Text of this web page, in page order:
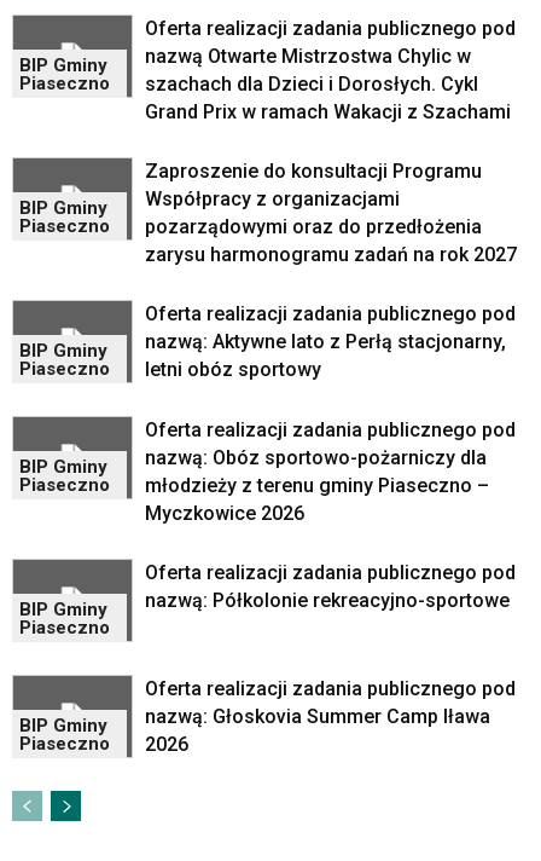
Na
stronie
używane
elementy
portalu
YouTube
oraz
mapy
osadzane
Elementy
obsługiwane
klawiszy
strzałek
odpowiadających
BIP Gminy
Piaseczno
Oferta realizacji zadania publicznego pod
nazwą Otwarte Mistrzostwa Chylic w
szachach dla Dzieci i Dorosłych. Cykl
Grand Prix w ramach Wakacji z Szachami
BIP Gminy
Piaseczno
Zaproszenie do konsultacji Programu
Współpracy z organizacjami
pozarządowymi oraz do przedłożenia
zarysu harmonogramu zadań na rok 2027
BIP Gminy
Piaseczno
Oferta realizacji zadania publicznego pod
nazwą: Aktywne lato z Perłą stacjonarny,
letni obóz sportowy
BIP Gminy
Piaseczno
Oferta realizacji zadania publicznego pod
nazwą: Obóz sportowo-pożarniczy dla
młodzieży z terenu gminy Piaseczno –
Myczkowice 2026
BIP Gminy
Piaseczno
Oferta realizacji zadania publicznego pod
nazwą: Półkolonie rekreacyjno-sportowe
BIP Gminy
Piaseczno
Oferta realizacji zadania publicznego pod
nazwą: Głoskovia Summer Camp Iława
2026